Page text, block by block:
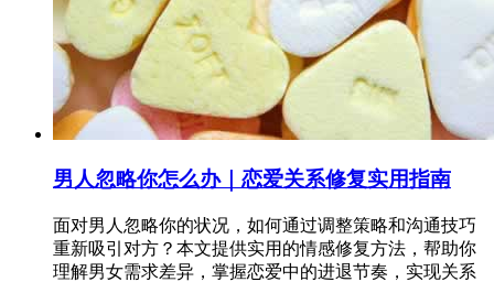
男人忽略你怎么办｜恋爱关系修复实用指南
面对男人忽略你的状况，如何通过调整策略和沟通技巧
重新吸引对方？本文提供实用的情感修复方法，帮助你
理解男女需求差异，掌握恋爱中的进退节奏，实现关系